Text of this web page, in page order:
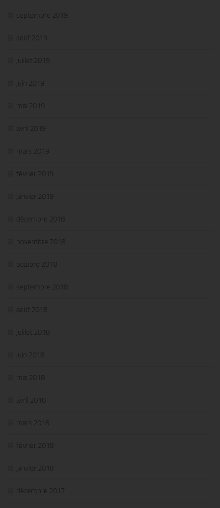
septembre 2019
août 2019
juillet 2019
juin 2019
mai 2019
avril 2019
mars 2019
février 2019
janvier 2019
décembre 2018
novembre 2018
octobre 2018
septembre 2018
août 2018
juillet 2018
juin 2018
mai 2018
avril 2018
mars 2018
février 2018
janvier 2018
décembre 2017